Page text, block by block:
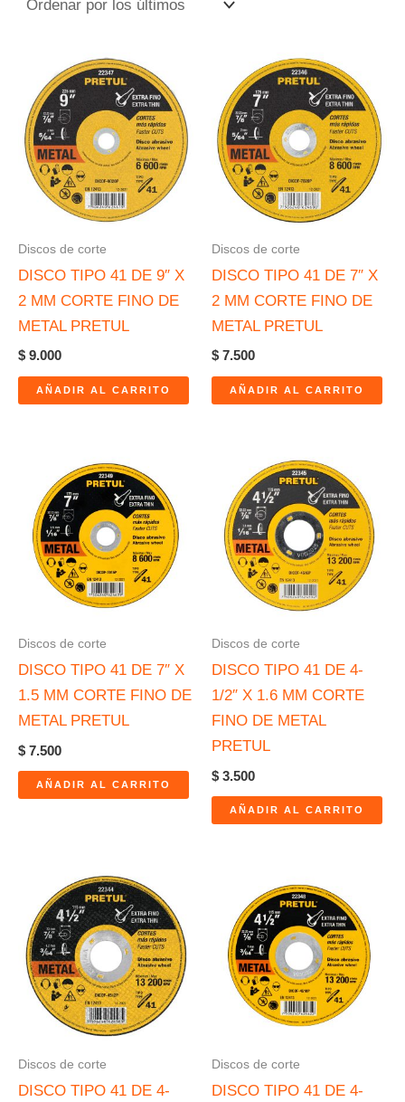
Discos de corte
DISCO TIPO 41 DE 9″ X
2 MM CORTE FINO DE
METAL PRETUL
$ 9.000
AÑADIR AL CARRITO
Discos de corte
DISCO TIPO 41 DE 7″ X
2 MM CORTE FINO DE
METAL PRETUL
$ 7.500
AÑADIR AL CARRITO
Discos de corte
DISCO TIPO 41 DE 7″ X
1.5 MM CORTE FINO DE
METAL PRETUL
$ 7.500
AÑADIR AL CARRITO
Discos de corte
DISCO TIPO 41 DE 4-
1/2″ X 1.6 MM CORTE
FINO DE METAL
PRETUL
$ 3.500
AÑADIR AL CARRITO
Discos de corte
DISCO TIPO 41 DE 4-
Discos de corte
DISCO TIPO 41 DE 4-